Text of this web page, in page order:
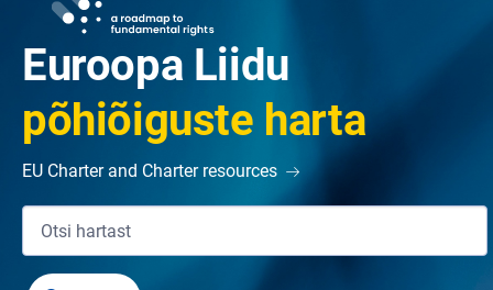
Euroopa Liidu
põhiõiguste harta
EU Charter and Charter resources